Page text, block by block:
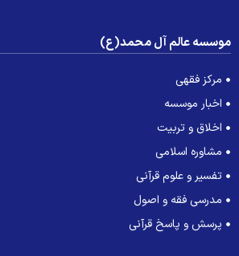
عالم آل محمد(ع)
مرکز فقهی
اخبار موسسه
اخلاق و تربیت
مشاوره اسلامی
تفسیر و علوم قرآنی
مدرسی فقه و اصول
پرسش و پاسخ قرآنی